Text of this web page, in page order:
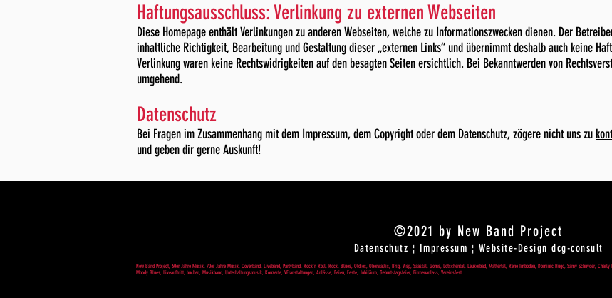
Haftungsausschluss: Verlinkung zu externen Webseiten
Diese Homepage enthält Verlinkungen zu anderen Webseiten, welche zu Informationszwecken dienen. Der
inhaltliche Richtigkeit, Bearbeitung und Gestaltung dieser „externen Links“ und übernimmt deshalb auch keine
Verlinkung waren keine Rechtswidrigkeiten auf den besagten Seiten ersichtlich. Bei Bekanntwerden von
umgehend.
Datenschutz
Bei Fragen im Zusammenhang mit dem Impressum, dem Copyright oder dem Datenschutz, zögere nicht uns zu
und geben dir gerne Auskunft!
©2021 by New Band Project
Datenschutz ¦ Impressum ¦ Website-Design dcg-consult
New Band Project, 60er Jahre Musik, 70er Jahre Musik, Coverband, Liveband, Partyband, Rock'n Roll, Rock, Blues, Oldies, Oberwallis, Brig, Visp, Saastal, Goms, Lötschental, Leukerbad, Mattertal, René Imboden, Dominic Hugo, Samy Schnyder,
Moody Blues, Liveauftritt, buchen, Musikband, Unterhaltungsmusik, Konzerte, VEranstaltungen, Anlässe, Feien, Feste, Jubiläum, Geburtstagsfeier, Firmenanlass, Vereinsfest,